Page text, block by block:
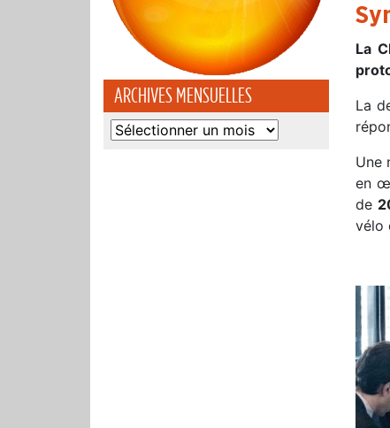
ARCHIVES MENSUELLES
Archives
La
La
Une
en
de
vélo